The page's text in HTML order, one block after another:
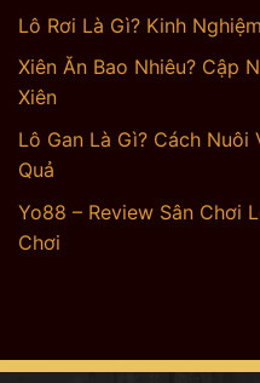
Lô Rơi Là Gì? Kinh
Xiên Ăn Bao Nhiêu? Cập
Xiên
Lô Gan Là Gì? Cách Nuôi
Quả
Yo88 – Review Sân Chơi
Chơi